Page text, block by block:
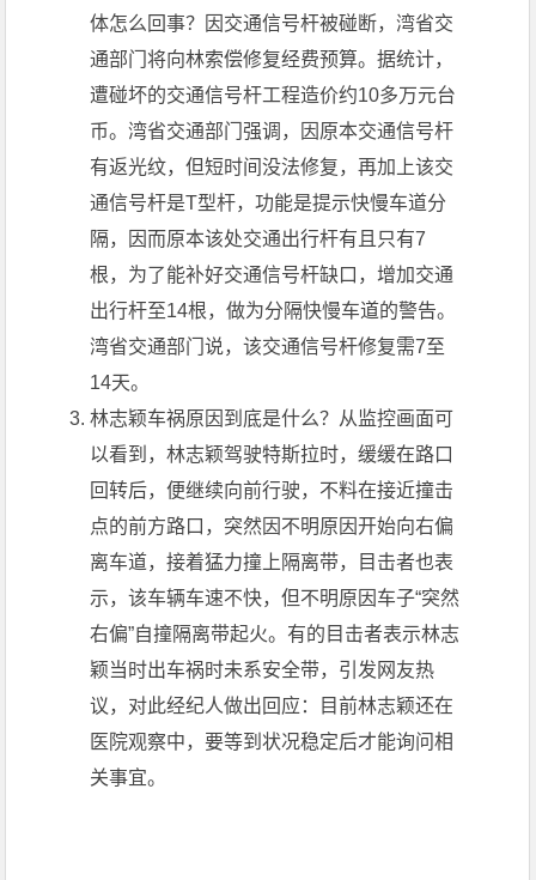
体怎么回事？因交通信号杆被碰断，湾省交
通部门将向林索偿修复经费预算。据统计，
遭碰坏的交通信号杆工程造价约10多万元台
币。湾省交通部门强调，因原本交通信号杆
有返光纹，但短时间没法修复，再加上该交
通信号杆是T型杆，功能是提示快慢车道分
隔，因而原本该处交通出行杆有且只有7
根，为了能补好交通信号杆缺口，增加交通
出行杆至14根，做为分隔快慢车道的警告。
湾省交通部门说，该交通信号杆修复需7至
14天。
林志颖车祸原因到底是什么？从监控画面可
以看到，林志颖驾驶特斯拉时，缓缓在路口
回转后，便继续向前行驶，不料在接近撞击
点的前方路口，突然因不明原因开始向右偏
离车道，接着猛力撞上隔离带，目击者也表
示，该车辆车速不快，但不明原因车子“突然
右偏”自撞隔离带起火。有的目击者表示林志
颖当时出车祸时未系安全带，引发网友热
议，对此经纪人做出回应：目前林志颖还在
医院观察中，要等到状况稳定后才能询问相
关事宜。